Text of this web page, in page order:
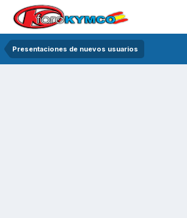
Presentaciones de nuevos usuarios